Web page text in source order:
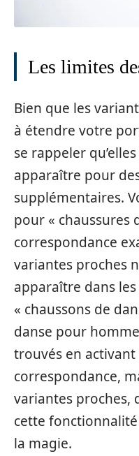
Les limites
Bien que les
à étendre votre
se rappeler
apparaître pour
supplémentaires.
pour « chaussures
correspondance
variantes proches
apparaître dans
« chaussons de
danse pour
trouvés en
correspondance,
variantes proches,
cette
la magie.